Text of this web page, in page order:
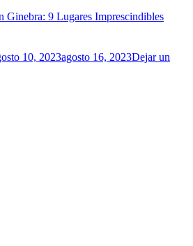
Ginebra: 9 Lugares Imprescindibles
10, 2023agosto 16, 2023Dejar un